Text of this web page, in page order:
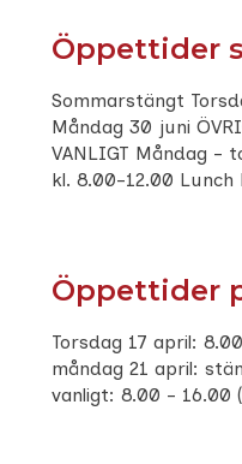
Öppettider
Sommarstängt
Måndag 30 juni
VANLIGT Måndag -
kl. 8.00-12.00 Lunch
Öppettider
Torsdag 17 april:
måndag 21 april:
vanligt: 8.00 - 16.00